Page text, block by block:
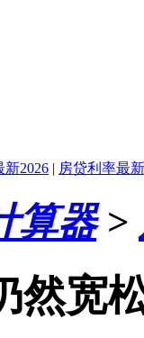
新2026 | 房贷利率最
算器>
然宽